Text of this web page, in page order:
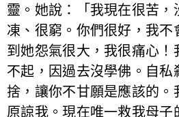
靈。她說：「我現在很苦，
凍、很窮。你們很好，我不
到她怨氣很大，我很痛心！
不起，因過去沒學佛。自私
捨，讓你不甘願是應該的。
原諒我。現在唯一救我母子